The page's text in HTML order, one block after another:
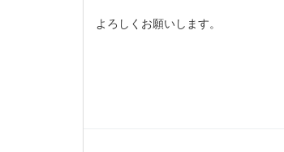
よろしくお願いします。